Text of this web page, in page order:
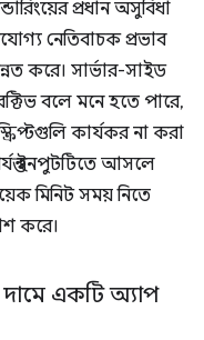
প্রধান অসুবিধা
নেতিবাচক প্রভাব
করে। সার্ভার-সাইড
বলে মনে হতে পারে,
কার্যকর না করা
ইনপুটটিতে আসলে
মিনিট সময় নিতে
করে।
একটি অ্যাপ